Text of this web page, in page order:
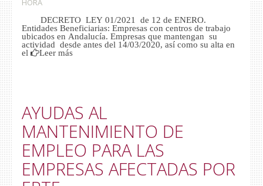
HORA
DECRETO LEY 01/2021 de 12 de ENERO.
Entidades Beneficiarias: Empresas con centros de trabajo
ubicados en Andalucía. Empresas que mantengan su
actividad desde antes del 14/03/2020, así como su alta en
el
Leer más
AYUDAS AL
MANTENIMIENTO DE
EMPLEO PARA LAS
EMPRESAS AFECTADAS POR